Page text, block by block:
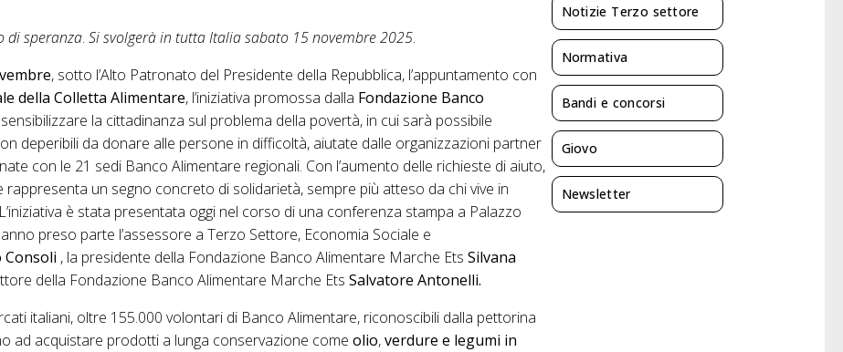
di speranza.Si svolgerà in tutta Italia sabato 15 novembre 2025.
, sotto l’Alto Patronato del Presidente della Repubblica, l’appuntamento con
della CollettaAlimentare, l’iniziativa promossa dalla Fondazione Banco
la cittadinanza sul problema della povertà, in cui sarà possibile
deperibili da donare alle persone in difficoltà, aiutate dalle organizzazioni partner
con le 21 sedi Banco Alimentare regionali. Con l’aumento delle richieste di aiuto,
rappresenta un segno concreto di solidarietà, sempre più atteso da chi vive in
è stata presentata oggi nel corso di una conferenza stampa a Palazzo
preso parte l’assessore a Terzo Settore, Economia Sociale e
Consoli , la presidente della Fondazione Banco Alimentare Marche EtsSilvana
della Fondazione Banco Alimentare Marche EtsSalvatore Antonelli.
italiani, oltre 155.000 volontari di Banco Alimentare, riconoscibili dalla pettorina
ad acquistare prodotti a lunga conservazione comeolio,verdure e legumi in
Notizie Terzo settore
Normativa
Bandi e concorsi
Giovo
Newsletter